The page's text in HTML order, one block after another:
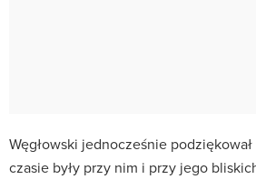
Węgłowski jednocześnie
czasie były przy nim i przy jego